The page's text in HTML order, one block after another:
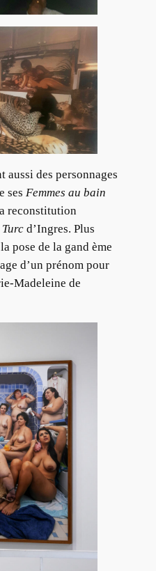
aussi des personnages
ses Femmes au bain
reconstitution
d’Ingres. Plus
pose de la gand ème
d’un prénom pour
Madeleine de